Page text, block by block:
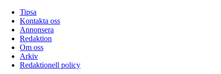
Tipsa
Kontakta oss
Annonsera
Redaktion
Om oss
Arkiv
Redaktionell policy